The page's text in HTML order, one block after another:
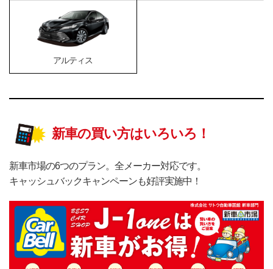
アルティス
新車の買い方はいろいろ！
新車市場の6つのプラン。全メーカー対応です。
キャッシュバックキャンペーンも好評実施中！